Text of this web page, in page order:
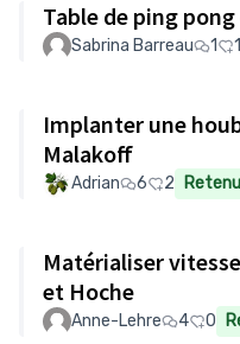
Table de ping
Sabrina Barreau 1 1
Implanter une
Malakoff
Adrian 6 2
Matérialiser
et Hoche
Anne-Lehre 4 0